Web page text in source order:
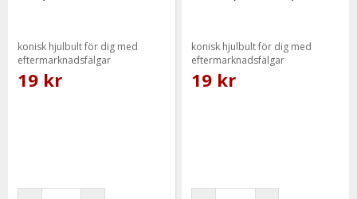
konisk hjulbult för dig med
eftermarknadsfälgar
19 kr
konisk hjulbult för dig med
eftermarknadsfälgar
19 kr